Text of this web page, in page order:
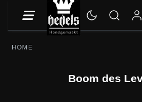
HOME
Boom des